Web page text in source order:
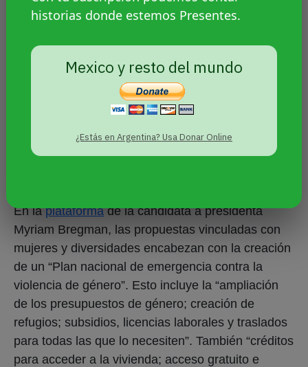
historias donde estemos Presentes.
Mexico y resto del mundo
¿Estás en Argentina? Usa Donar Online
matrimonio igualitario. En cuanto a laLey de
Identidad de Génerose mostró en contra de los
puedan cambiar de género con la autorización
de sus progenitores.Su candidato a
vicepresidente, Luis Alfonso Petri,
de la ley de interrupción voluntaria del embarazo.
Frente de Izquierda
En laplataformade la candidata a presidenta
Myriam Bregman, las propuestas vinculadas con
mujeres y diversidades encabezan con la creación
de un “Plan nacional de emergencia contra la
violencia de género”. Esto incluye la “ampliación
de los presupuestos de género; creación de
refugios; subsidios, licencias laborales y traslados
para todas las que lo necesiten”. También “créditos
para acceder a la vivienda; acceso gratuito e